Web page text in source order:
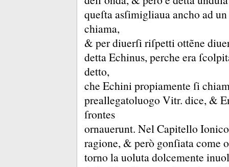
queſta asſimigliaua ancho ad
chiama,
& per diuerſi riſpetti ottẽne
detta Echinus, perche era
detto,
che Echini propiamente ſi
preallegatoluogo Vitr. dice, &
ſrontes
ornauerunt. Nel Capitello
ragione, & però gonſiata come
torno la uoluta dolcemente